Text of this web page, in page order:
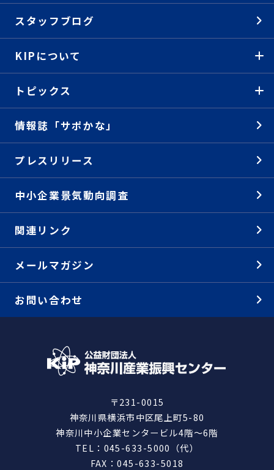
スタッフブログ
KIPについて
トピックス
情報誌「サポかな」
プレスリリース
中小企業景気動向調査
関連リンク
メールマガジン
お問い合わせ
〒231-0015
神奈川県横浜市中区尾上町5-80
神奈川中小企業センタービル4階～6階
TEL：045-633-5000（代）
FAX：045-633-5018